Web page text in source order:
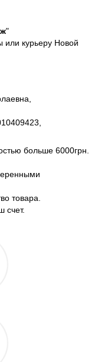
"
или курьеру Новой
больше 6000грн.
товара.
счет.